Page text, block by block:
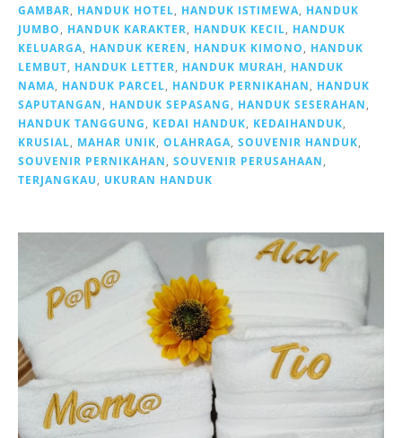
GAMBAR, HANDUK HOTEL, HANDUK ISTIMEWA, HANDUK
JUMBO, HANDUK KARAKTER, HANDUK KECIL, HANDUK
KELUARGA, HANDUK KEREN, HANDUK KIMONO, HANDUK
LEMBUT, HANDUK LETTER, HANDUK MURAH, HANDUK
NAMA, HANDUK PARCEL, HANDUK PERNIKAHAN, HANDUK
SAPUTANGAN, HANDUK SEPASANG, HANDUK SESERAHAN,
HANDUK TANGGUNG, KEDAI HANDUK, KEDAIHANDUK,
KRUSIAL, MAHAR UNIK, OLAHRAGA, SOUVENIR HANDUK,
SOUVENIR PERNIKAHAN, SOUVENIR PERUSAHAAN,
TERJANGKAU, UKURAN HANDUK